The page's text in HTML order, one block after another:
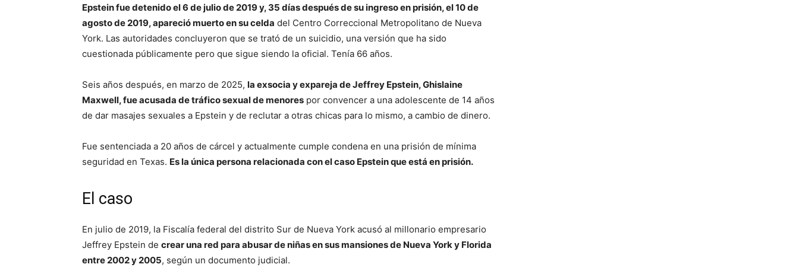
Epstein fue detenido el 6 de julio de 2019 y, 35 días después de su ingreso en prisión, el 10 de
agosto de 2019, apareció muerto en su celda del Centro Correccional Metropolitano de Nueva
York. Las autoridades concluyeron que se trató de un suicidio, una versión que ha sido
cuestionada públicamente pero que sigue siendo la oficial. Tenía 66 años.
Seis años después, en marzo de 2025, la exsocia y expareja de Jeffrey Epstein, Ghislaine
Maxwell, fue acusada de tráfico sexual de menores por convencer a una adolescente de 14 años
de dar masajes sexuales a Epstein y de reclutar a otras chicas para lo mismo, a cambio de dinero.
Fue sentenciada a 20 años de cárcel y actualmente cumple condena en una prisión de mínima
seguridad en Texas. Es la única persona relacionada con el caso Epstein que está en prisión.
El caso
En julio de 2019, la Fiscalía federal del distrito Sur de Nueva York acusó al millonario empresario
Jeffrey Epstein de crear una red para abusar de niñas en sus mansiones de Nueva York y Florida
entre 2002 y 2005, según un documento judicial.